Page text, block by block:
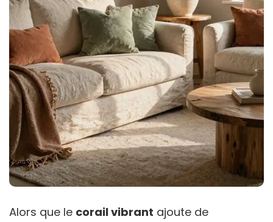
Alors que le corail vibrant ajoute de